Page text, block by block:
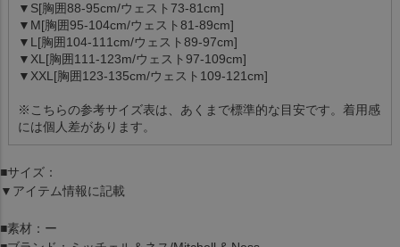
▼S[胸囲88-95cm/ウェスト73-81cm]
▼M[胸囲95-104cm/ウェスト81-89cm]
▼L[胸囲104-111cm/ウェスト89-97cm]
▼XL[胸囲111-123m/ウェスト97-109cm]
▼XXL[胸囲123-135cm/ウェスト109-121cm]
※こちらの参考サイズ表は、あくまで標準的な目安です。着用感
には個人差があります。
■サイズ：
▼アイテム情報に記載
■素材：ー